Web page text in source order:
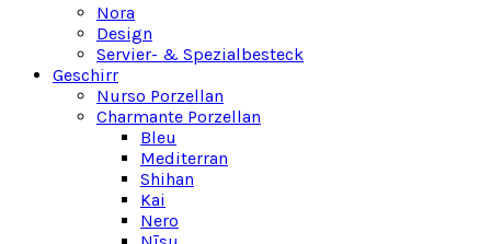
Nora
Design
Servier- & Spezialbesteck
Geschirr
Nurso Porzellan
Charmante Porzellan
Bleu
Mediterran
Shihan
Kai
Nero